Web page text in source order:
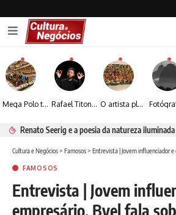
Mega Polo transforma lançamento de coleção em plataforma nacional de negócios e projeta crescimento de mais de 15% Rafael Titonelly leva magia e acolhimento a crianças em tratamento oncológico em Juiz de Fora O artista plástico Jorge Luiz transforma sustentabilidade e criatividade em arte contemporânea
Renato Seerig e a poesia da natureza
Cultura e Negócios> Famosos> Entrevista | Jovem influenciador e empresário, Byel
FAMOSOS
Entrevista | Jovem
empresário, Byel fala